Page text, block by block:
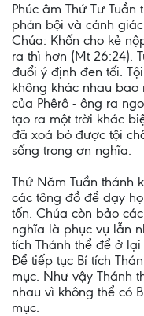
Phúc âm Thứ Tư
phản bội và cảnh
Chúa: Khốn cho kẻ
ra thì hơn (Mt 26:24).
đuổi ý định đen tối.
không khác nhau bao
của Phêrô - ông ra
tạo ra một trời khác
đã xoá bỏ được tội
sống trong ơn nghĩa.
Thứ Năm Tuần thánh
các tông đồ để dạy
tốn. Chúa còn bảo
nghĩa là phục vụ lẫn
tích Thánh thể để ở
Ðể tiếp tục Bí tích
mục. Như vậy Thánh
nhau vì không thể có
mục.